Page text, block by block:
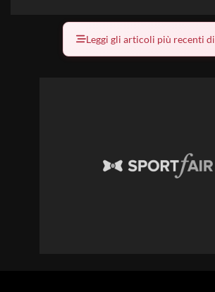
Leggi gli articoli più recenti di